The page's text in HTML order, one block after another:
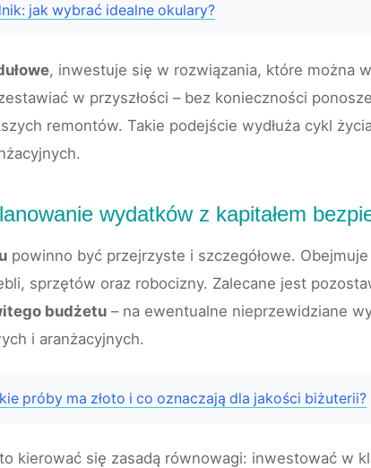
jak wybrać idealne okulary?
, inwestuje się w rozwiązania, które można
w przyszłości – bez konieczności
remontów. Takie podejście wydłuża cykl
wydatków z kapitałem
powinno być przejrzyste i szczegółowe.
sprzętów oraz robocizny. Zalecane jest
budżetu – na ewentualne nieprzewidziane
i aranżacyjnych.
próby ma złoto i co oznaczają dla jakości biżuterii?
kierować się zasadą równowagi: inwestować w